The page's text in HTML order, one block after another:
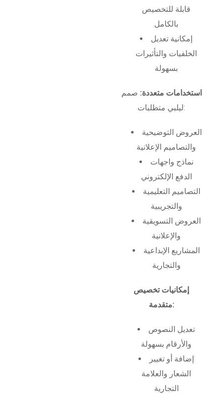
قابلة للتخصيص
بالكامل
إمكانية تعديل
الخلفيات والتأثيرات
بسهولة
استخدامات متعددة: صمم
ليلبي متطلبات:
العروض التوضيحية
والتصاميم الإعلانية
نماذج واجهات
الدفع الإلكتروني
التصاميم التعليمية
والتجريبية
العروض التسويقية
والإعلانية
المشاريع الإبداعية
والتجارية
إمكانيات تخصيص
متقدمة:
تعديل النصوص
والأرقام بسهولة
إضافة أو تغيير
الشعار والعلامة
التجارية